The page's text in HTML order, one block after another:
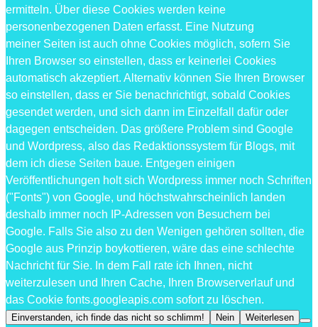
ermitteln. Über diese Cookies werden keine
personenbezogenen Daten erfasst. Eine Nutzung
meiner Seiten ist auch ohne Cookies möglich, sofern Sie
Ihren Browser so einstellen, dass er keinerlei Cookies
automatisch akzeptiert. Alternativ können Sie Ihren Browser
so einstellen, dass er Sie benachrichtigt, sobald Cookies
gesendet werden, und sich dann im Einzelfall dafür oder
dagegen entscheiden. Das größere Problem sind Google
und Wordpress, also das Redaktionssystem für Blogs, mit
dem ich diese Seiten baue. Entgegen einigen
Veröffentlichungen holt sich Wordpress immer noch Schriften
("Fonts") von Google, und höchstwahrscheinlich landen
deshalb immer noch IP-Adressen von Besuchern bei
Google. Falls Sie also zu den Wenigen gehören sollten, die
Google aus Prinzip boykottieren, wäre das eine schlechte
Nachricht für Sie. In dem Fall rate ich Ihnen, nicht
weiterzulesen und Ihren Cache, Ihren Browserverlauf und
das Cookie fonts.googleapis.com sofort zu löschen.
Einverstanden, ich finde das nicht so schlimm! Nein Weiterlesen